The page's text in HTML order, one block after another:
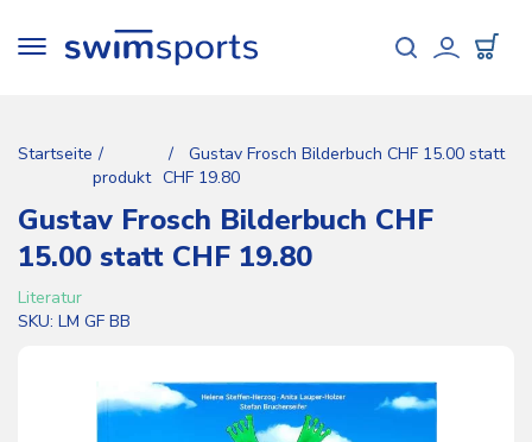
zum
menu
Toggle
Startseite
produkt
Gustav Frosch Bilderbuch CHF 15.00 statt
CHF 19.80
Gustav Frosch Bilderbuch CHF
15.00 statt CHF 19.80
Literatur
SKU LM GF BB